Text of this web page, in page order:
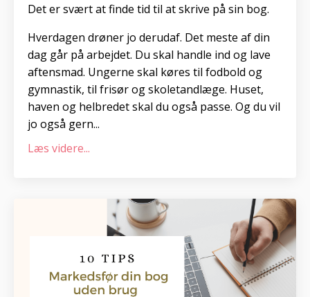
Det er svært at finde tid til at skrive på sin bog.
Hverdagen drøner jo derudaf. Det meste af din
dag går på arbejdet. Du skal handle ind og lave
aftensmad. Ungerne skal køres til fodbold og
gymnastik, til frisør og skoletandlæge. Huset,
haven og helbredet skal du også passe. Og du vil
jo også gern...
Læs videre...